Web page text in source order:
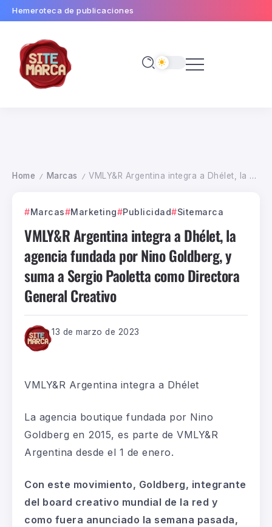
Hemeroteca de publicaciones
Home / Marcas / VMLY&R Argentina integra a Dhélet, la agencia fundada por Nino Goldberg, y suma a Sergio Paoletta como Directora General Creativo
Marcas Marketing Publicidad Sitemarca
VMLY&R Argentina integra a Dhélet, la
agencia fundada por Nino Goldberg, y
suma a Sergio Paoletta como Directora
General Creativo
13 de marzo de 2023
VMLY&R Argentina integra a Dhélet
La agencia boutique fundada por Nino
Goldberg en 2015, es parte de VMLY&R
Argentina desde el 1 de enero.
Con este movimiento, Goldberg, integrante
del board creativo mundial de la red y
como fuera anunciado la semana pasada,